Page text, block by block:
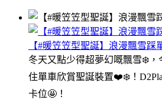
【#暖笠笠型聖誕】浪漫飄雪踩
冬天又點少得超夢幻嘅飄雪❄️，
住單車欣賞聖誕裝置❤️❄️！
卡位🤩！